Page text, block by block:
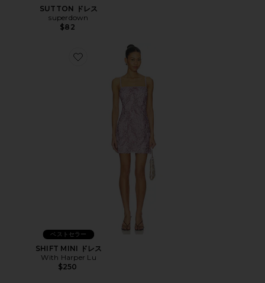
SUTTON ドレス
superdown
$82
Favorite SHIFT MINI ドレス
ベストセラー
SHIFT MINI ドレス
With Harper Lu
$250